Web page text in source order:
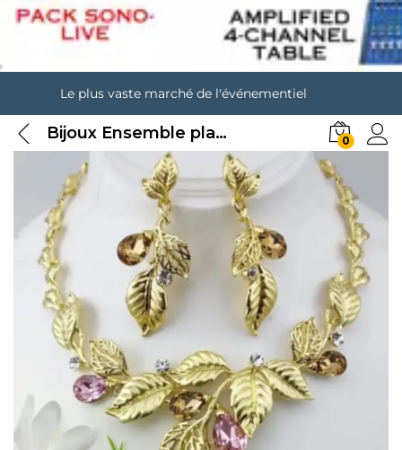
Le plus vaste marché de l'événementiel
Bijoux Ensemble plaqué or garanti type 2 0